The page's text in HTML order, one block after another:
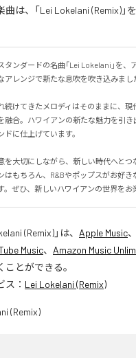
は、「Lei Lokelani (Remix)」
タンダードの名曲「Lei Lokelani」を、
アレンジで新たな息吹を吹き込みまし
続けてきたメロディはそのままに、現
融合。ハワイアンの新たな魅力を引き
ドに仕上げています。
を大切にしながら、新しい時代へとつ
はもちろん、R&Bやポップスがお好き
。ぜひ、新しいハワイアンの世界をお
(Remix)」は、 Apple Music、
Music、 Amazon Music
ことができる。
ス： Lei Lokelani (Remix)